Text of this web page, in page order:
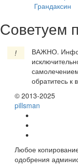
Грандаксин
Советуем
! ВАЖНО.
обратитесь к
© 2013-2025
pillsman
Любое
одобрения